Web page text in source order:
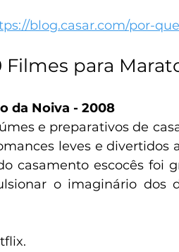
blog.casar.com/por-
Filmes para
da Noiva - 2008
e preparativos de
leves e divertidos
casamento escocês foi
o imaginário dos